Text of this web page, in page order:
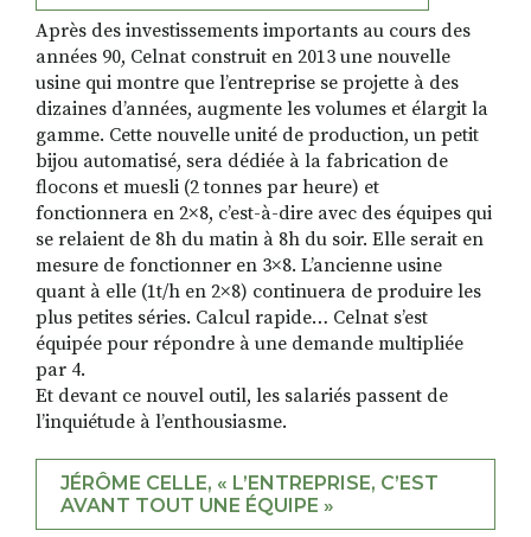
Après des investissements importants au cours des
années 90, Celnat construit en 2013 une nouvelle
usine qui montre que l’entreprise se projette à des
dizaines d’années, augmente les volumes et élargit la
gamme. Cette nouvelle unité de production, un petit
bijou automatisé, sera dédiée à la fabrication de
flocons et muesli (2 tonnes par heure) et
fonctionnera en 2×8, c’est-à-dire avec des équipes qui
se relaient de 8h du matin à 8h du soir. Elle serait en
mesure de fonctionner en 3×8. L’ancienne usine
quant à elle (1t/h en 2×8) continuera de produire les
plus petites séries. Calcul rapide… Celnat s’est
équipée pour répondre à une demande multipliée
par 4.
Et devant ce nouvel outil, les salariés passent de
l’inquiétude à l’enthousiasme.
JÉRÔME CELLE, « L’ENTREPRISE, C’EST
AVANT TOUT UNE ÉQUIPE »